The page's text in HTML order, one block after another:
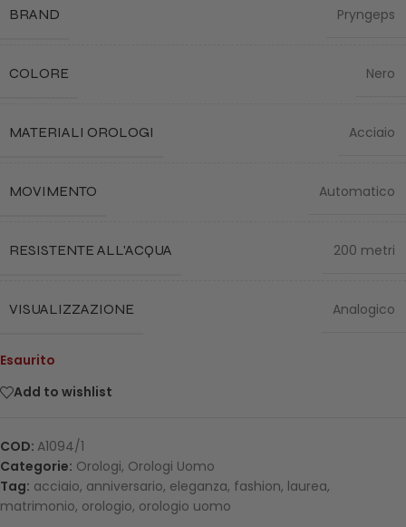
BRAND Pryngeps
COLORE Nero
MATERIALI OROLOGI Acciaio
MOVIMENTO Automatico
RESISTENTE ALL'ACQUA 200 metri
VISUALIZZAZIONE Analogico
Esaurito
Add to wishlist
COD: A1094/1
Categorie: Orologi, Orologi Uomo
Tag: acciaio, anniversario, eleganza, fashion, laurea,
matrimonio, orologio, orologio uomo